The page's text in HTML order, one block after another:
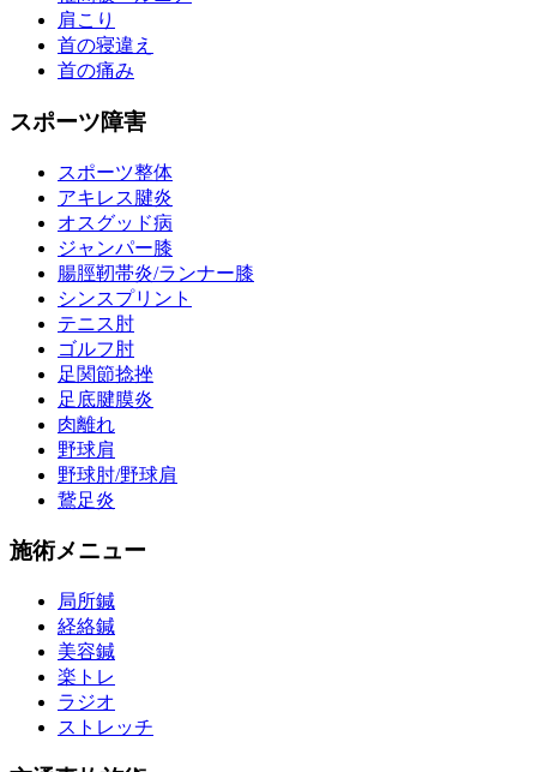
肩こり
首の寝違え
首の痛み
スポーツ障害
スポーツ整体
アキレス腱炎
オスグッド病
ジャンパー膝
腸脛靭帯炎/ランナー膝
シンスプリント
テニス肘
ゴルフ肘
足関節捻挫
足底腱膜炎
肉離れ
野球肩
野球肘/野球肩
鵞足炎
施術メニュー
局所鍼
経絡鍼
美容鍼
楽トレ
ラジオ
ストレッチ